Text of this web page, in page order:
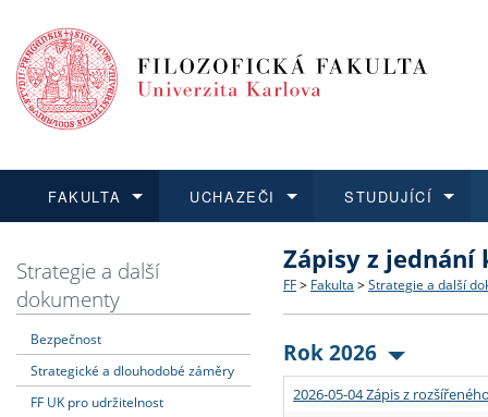
FAKULTA
Dozvědět se více
Struktura a historie
Strategie a další
Podpora a benefity pro
UCHAZEČI
Podat přihlášku
Co studovat a jak se
Učitelské studijní
Informace k průběhu
STUDUJÍCÍ
Dozvědět se více
Bakalářské a magisterské
Doktorské studium
Rigorózní řízení
Dozvědět se více
O vědě a výzkumu na FF
Akademické kvalifikace
Granty a projekty
Dozvědět se více
Aktuální nabídky a
Vyjíždějící studenti
Přijíždějící studenti
Strategie a další
dokumenty
Bezpečnost
Strategické a dlouhodobé záměry
FF UK pro udržitelnost
Zápisy z jednání
FF > Fakulta > Strategie a další
Rok 2026
2026-05-04 Zápis z